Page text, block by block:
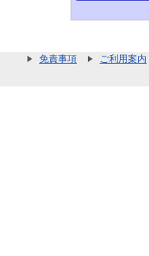
免責事項 ご利用案内